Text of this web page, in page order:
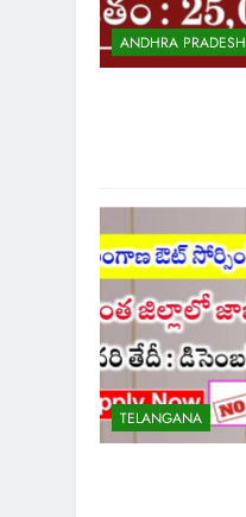
ANDHRA PRADESH
TELANGANA